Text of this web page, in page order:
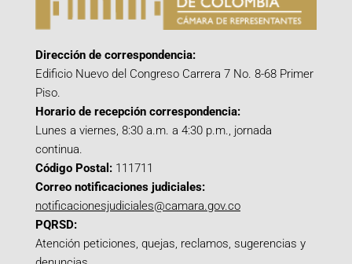
Dirección de correspondencia:
Edificio Nuevo del Congreso Carrera 7 No. 8-68 Primer
Piso.
Horario de recepción correspondencia:
Lunes a viernes, 8:30 a.m. a 4:30 p.m., jornada
continua.
Código Postal: 111711
Correo notificaciones judiciales:
notificacionesjudiciales@camara.gov.co
PQRSD:
Atención peticiones, quejas, reclamos, sugerencias y